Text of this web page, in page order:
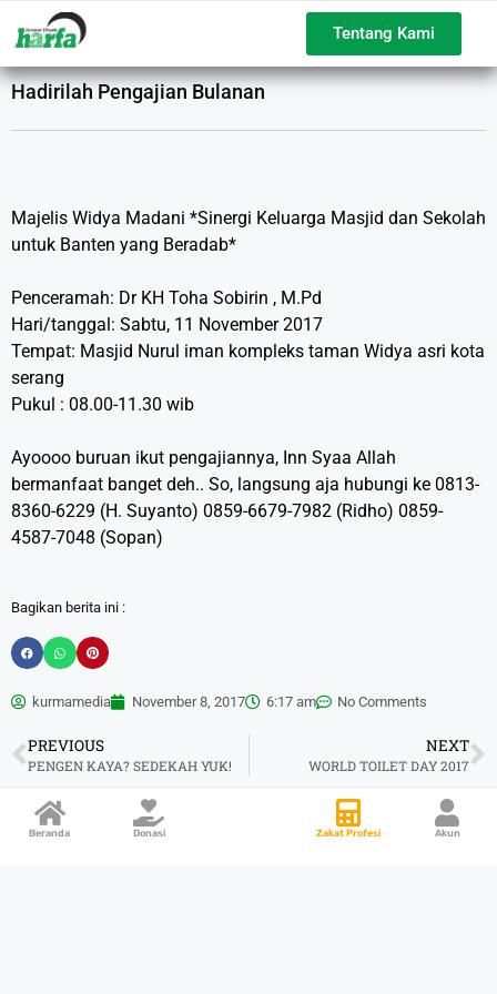
Tentang Kami
Hadirilah Pengajian Bulanan
Majelis Widya Madani *Sinergi Keluarga Masjid dan Sekolah
untuk Banten yang Beradab*
Penceramah: Dr KH Toha Sobirin , M.Pd
Hari/tanggal: Sabtu, 11 November 2017
Tempat: Masjid Nurul iman kompleks taman Widya asri kota
serang
Pukul : 08.00-11.30 wib
Ayoooo buruan ikut pengajiannya, Inn Syaa Allah
bermanfaat banget deh.. So, langsung aja hubungi ke 0813-
8360-6229 (H. Suyanto) 0859-6679-7982 (Ridho) 0859-
4587-7048 (Sopan)
Bagikan berita ini :
kurmamedia November 8, 2017 6:17 am No Comments
PREVIOUS
PENGEN KAYA? SEDEKAH YUK!
NEXT
WORLD TOILET DAY 2017
Beranda Donasi Zakat Profesi Akun